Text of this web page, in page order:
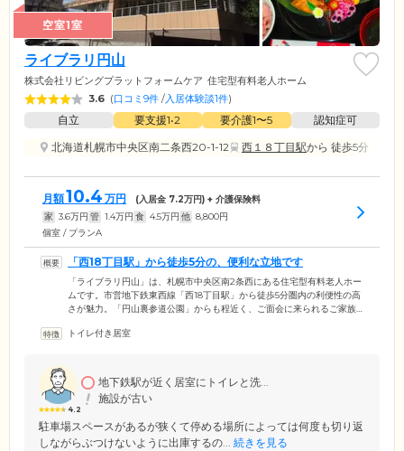
空室1室
ライブラリ円山
株式会社リビングプラットフォームケア 住宅型有料老人ホーム
3.6 (口コミ9件 /入居体験談1件)
自立 要支援1•2 要介護1〜5
認知症可
北海道札幌市中央区南二条西20-1-12
西１８丁目駅から 徒歩5分
月額10.4 万円 (入居金 7.2万円) + 介護保険料
家 3.6万円 管 1.4万円 食 4.5万円 他 8,800円
個室 / プランA
「西18丁目駅」から徒歩5分の、便利な立地です
「ライブラリ円山」は、札幌市中央区南2条西にある住宅型有料老人ホー
ムです。市営地下鉄東西線「西18丁目駅」から徒歩5分圏内の利便性の高
さが魅力。「円山裏参道公園」からも程近く、ご面会に来られるご家族
ので、ぜひお気軽にお立ち寄りください。当ホームでは、 ご入居者様・
ー構造の快適な住まいで、新生活をお楽しみください。
トイレ付き居室
4.2
地下鉄駅が近く居室にトイレと洗...
施設が古い
駐車場スペースがあるが狭くて停める場所によっては何度も切り返
しながらぶつけないように出庫するの... 続きを見る